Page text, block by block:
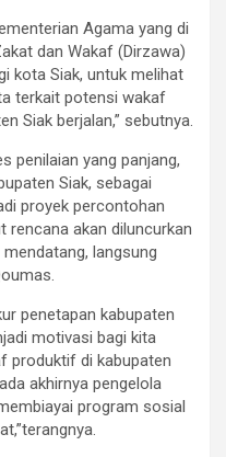
Agama yang di
dan Wakaf (Dirzawa)
kota Siak, untuk melihat
terkait potensi wakaf
Siak berjalan,” sebutnya.
penilaian yang panjang,
Siak, sebagai
proyek percontohan
rencana akan diluncurkan
langsung
penetapan kabupaten
motivasi bagi kita
produktif di kabupaten
akhirnya pengelola
program sosial